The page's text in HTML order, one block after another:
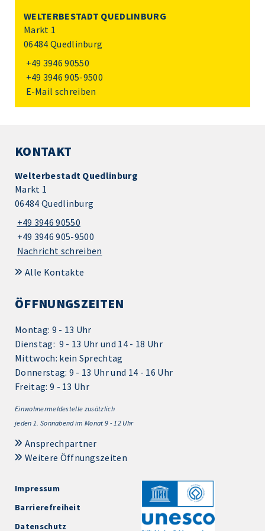
WELTERBESTADT QUEDLINBURG
Markt 1
06484 Quedlinburg
+49 3946 90550
+49 3946 905-9500
E-Mail schreiben
KONTAKT
Welterbestadt Quedlinburg
Markt 1
06484 Quedlinburg
+49 3946 90550
+49 3946 905-9500
Nachricht schreiben
Alle Kontakte
ÖFFNUNGSZEITEN
Montag: 9 - 13 Uhr
Dienstag: 9 - 13 Uhr und 14 - 18 Uhr
Mittwoch: kein Sprechtag
Donnerstag: 9 - 13 Uhr und 14 - 16 Uhr
Freitag: 9 - 13 Uhr
Einwohnermeldestelle zusätzlich
jeden 1. Sonnabend im Monat 9 - 12 Uhr
Ansprechpartner
Weitere Öffnungszeiten
Impressum
Barrierefreiheit
Datenschutz